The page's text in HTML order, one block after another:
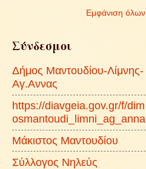
Εμφάνιση όλων
Σύνδεσμοι
Δήμος Μαντουδίου-Λίμνης-
Αγ.Αννας
https://diavgeia.gov.gr/f/dim
osmantoudi_limni_ag_anna
Μάκιστος Μαντουδίου
Σύλλογος Νηλεύς